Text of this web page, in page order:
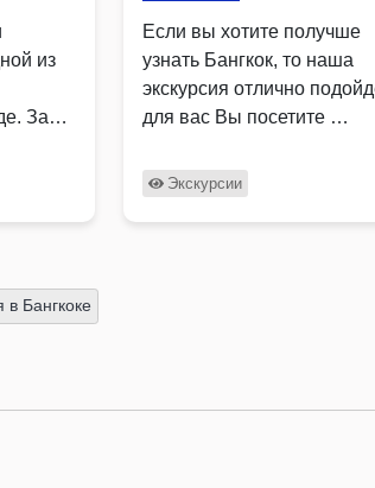
из
За
Если вы хотите получше
узнать Бангкок, то наша
экскурсия отлично
для вас Вы посетите …
Экскурсии
в Бангкоке